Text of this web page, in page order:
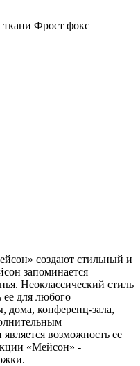
Фрост фокс
создают стильный и
запоминается
Неоклассический стиль
ее для любого
дома, конференц-зала,
возможность ее
«Мейсон» -